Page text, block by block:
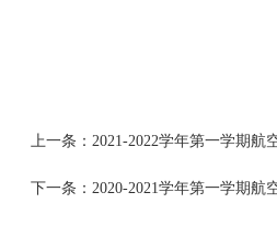
上一条： 2021-2022学年第一学期航
下一条： 2020-2021学年第一学期航